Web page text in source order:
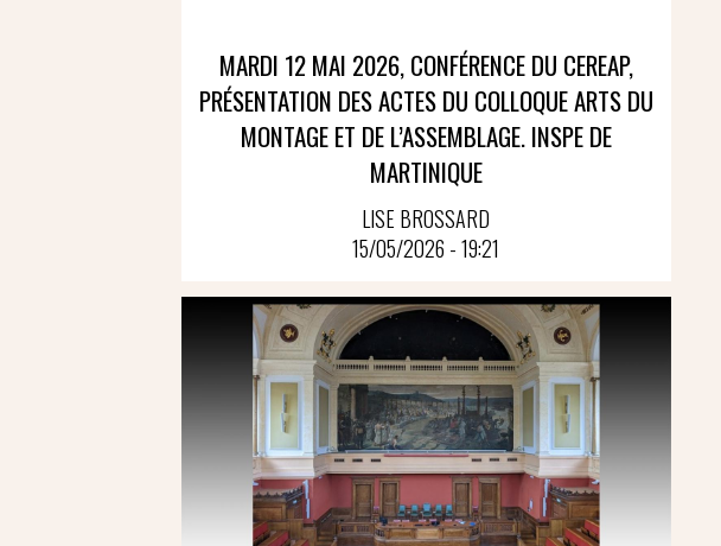
MARDI 12 MAI 2026, CONFÉRENCE DU CEREAP,
PRÉSENTATION DES ACTES DU COLLOQUE ARTS DU
MONTAGE ET DE L’ASSEMBLAGE. INSPE DE
MARTINIQUE
LISE BROSSARD
15/05/2026 - 19:21